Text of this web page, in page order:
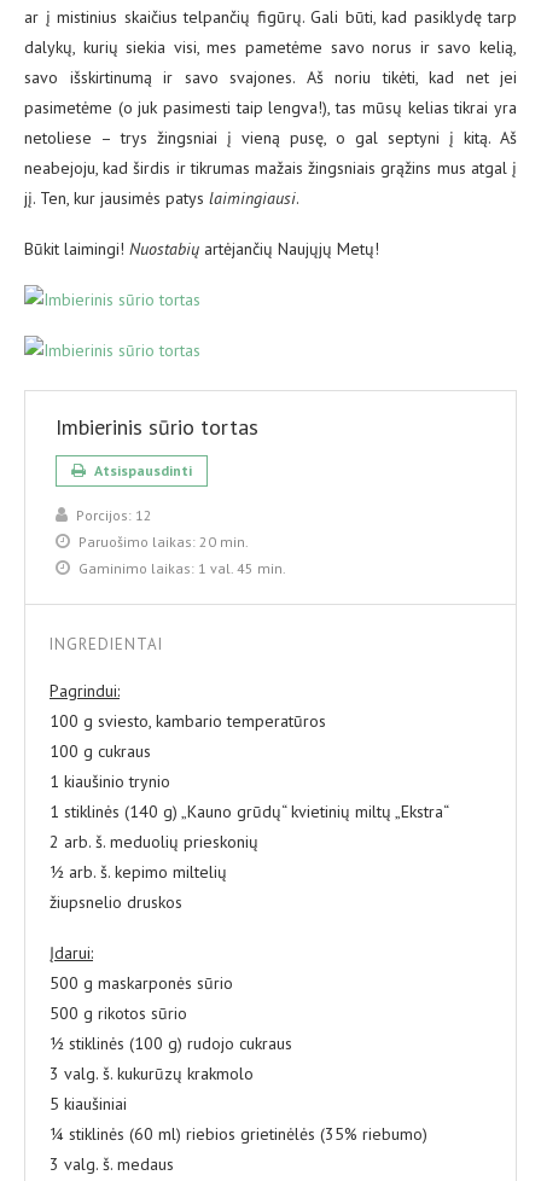
ar į mistinius skaičius telpančių figūrų. Gali būti, kad pasiklydę tarp
dalykų, kurių siekia visi, mes pametėme savo norus ir savo kelią,
savo išskirtinumą ir savo svajones. Aš noriu tikėti, kad net jei
pasimetėme (o juk pasimesti taip lengva!), tas mūsų kelias tikrai yra
netoliese – trys žingsniai į vieną pusę, o gal septyni į kitą. Aš
neabejoju, kad širdis ir tikrumas mažais žingsniais grąžins mus atgal į
jį. Ten, kur jausimės patys laimingiausi.
Būkit laimingi! Nuostabių artėjančių Naujųjų Metų!
Imbierinis sūrio tortas
Atsispausdinti
Porcijos: 12
Paruošimo laikas: 20 min.
Gaminimo laikas: 1 val. 45 min.
INGREDIENTAI
Pagrindui:
100 g sviesto, kambario temperatūros
100 g cukraus
1 kiaušinio trynio
1 stiklinės (140 g) „Kauno grūdų“ kvietinių miltų „Ekstra“
2 arb. š. meduolių prieskonių
½ arb. š. kepimo miltelių
žiupsnelio druskos
Įdarui:
500 g maskarponės sūrio
500 g rikotos sūrio
½ stiklinės (100 g) rudojo cukraus
3 valg. š. kukurūzų krakmolo
5 kiaušiniai
¼ stiklinės (60 ml) riebios grietinėlės (35% riebumo)
3 valg. š. medaus